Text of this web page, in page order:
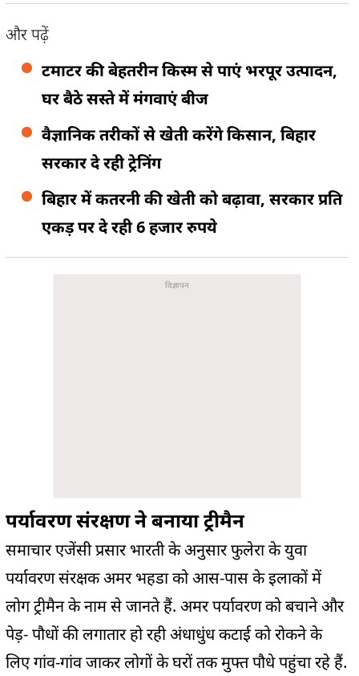
और पढ़ें
टमाटर की बेहतरीन किस्म से पाएं भरपूर उत्पादन,
घर बैठे सस्ते में मंगवाएं बीज
वैज्ञानिक तरीकों से खेती करेंगे किसान, बिहार
सरकार दे रही ट्रेनिंग
बिहार में कतरनी की खेती को बढ़ावा, सरकार प्रति
एकड़ पर दे रही 6 हजार रुपये
पर्यावरण संरक्षण ने बनाया ट्रीमैन
समाचार एजेंसी प्रसार भारती के अनुसार फुलेरा के युवा
पर्यावरण संरक्षक अमर भहडा को आस-पास के इलाकों में
लोग ट्रीमैन के नाम से जानते हैं. अमर पर्यावरण को बचाने और
पेड़- पौधों की लगातार हो रही अंधाधुंध कटाई को रोकने के
लिए गांव-गांव जाकर लोगों के घरों तक मुफ्त पौधे पहुंचा रहे हैं.